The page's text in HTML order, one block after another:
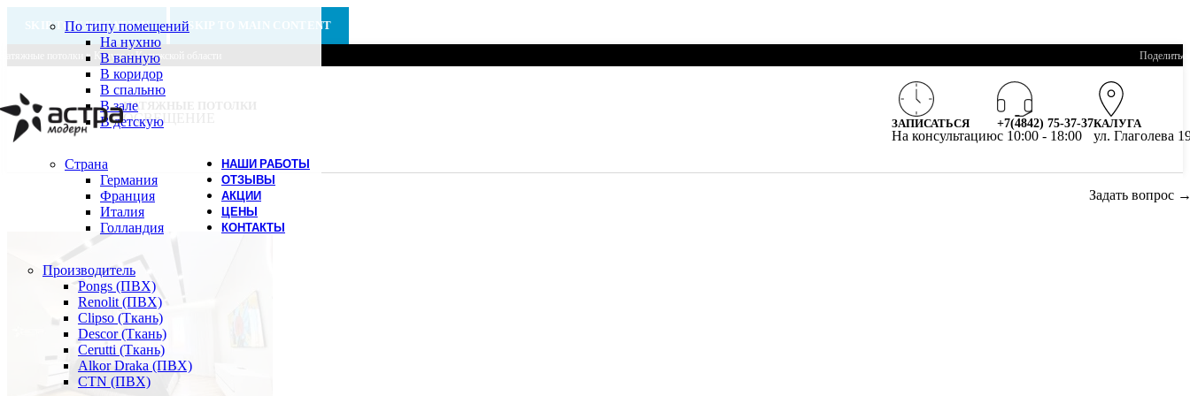
SKIP TO NAVIGATION SKIP TO MAIN CONTENT
потолки в Калуге и Калужской области
НАТЯЖНЫЕ ПОТОЛКИ
ОСВЕЩЕНИЕ ЗАПИСАТЬСЯ
На консультацию
+7(4842) 75-37-37
c 10:00 - 18:00
КАЛУГА
ул. Глаголева
По типу помещений
На нухню
В ванную
В коридор
В спальню
В зале
В детскую
Страна
Германия
Франция
Италия
Голландия
Производитель
Pongs (ПВХ)
Renolit (ПВХ)
Clipso (Ткань)
Descor (Ткань)
Cerutti (Ткань)
Alkor Draka (ПВХ)
CTN (ПВХ)
НАШИ РАБОТЫ
ОТЗЫВЫ
АКЦИИ
ЦЕНЫ
КОНТАКТЫ
Задать вопрос